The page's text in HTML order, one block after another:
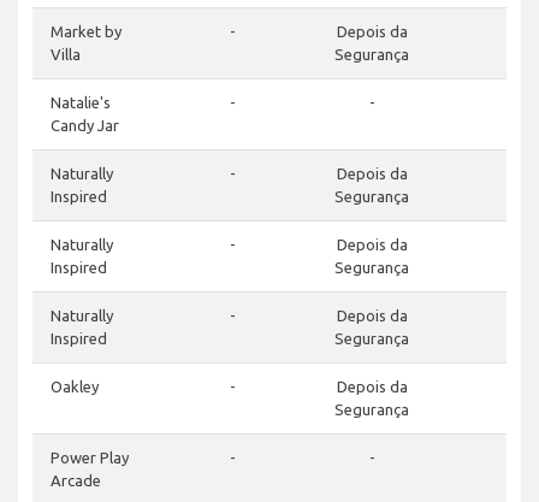
Market by
Villa
-
Depois da
Segurança
Natalie's
Candy Jar
- -
Naturally
Inspired
-
Depois da
Segurança
Naturally
Inspired
-
Depois da
Segurança
Naturally
Inspired
-
Depois da
Segurança
Oakley -
Depois da
Segurança
Power Play
Arcade
- -